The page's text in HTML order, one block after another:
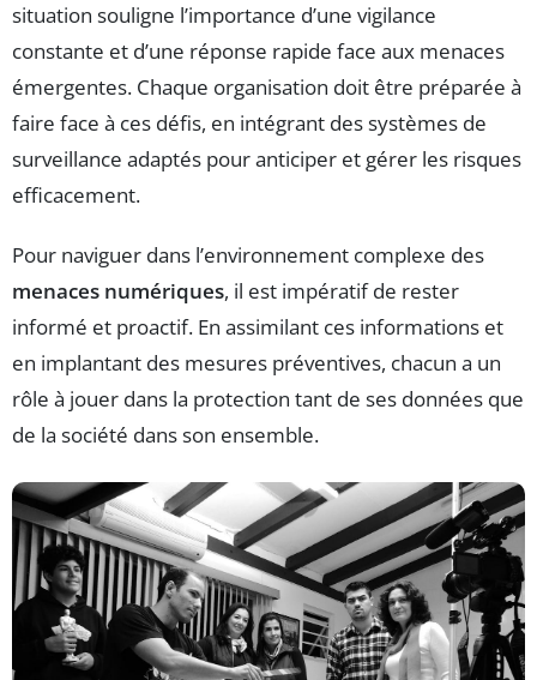
situation souligne l’importance d’une vigilance
constante et d’une réponse rapide face aux menaces
émergentes. Chaque organisation doit être préparée à
faire face à ces défis, en intégrant des systèmes de
surveillance adaptés pour anticiper et gérer les risques
efficacement.
Pour naviguer dans l’environnement complexe des
menaces numériques, il est impératif de rester
informé et proactif. En assimilant ces informations et
en implantant des mesures préventives, chacun a un
rôle à jouer dans la protection tant de ses données que
de la société dans son ensemble.